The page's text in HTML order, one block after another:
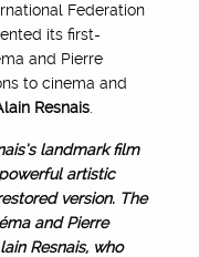
Federation
its first-
and Pierre
to cinema and
Resnais.
landmark film
artistic
version. The
and Pierre
Resnais, who